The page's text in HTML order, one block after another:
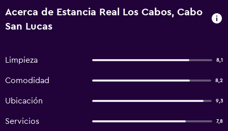
Acerca de Estancia Real Los Cabos, Cabo
San Lucas
Limpieza 8,1
Comodidad 8,2
Ubicación 9,3
Servicios 7,8